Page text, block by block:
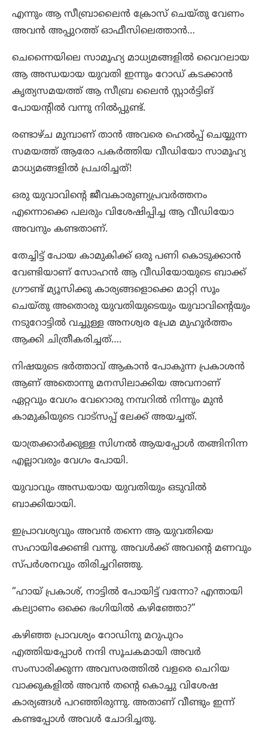
എന്നും ആ സീബ്രാലൈൻ ക്രോസ് ചെയ്തു വേണം
അവൻ അപ്പുറത്ത് ഓഫീസിലെത്താൻ…
ചെന്നൈയിലെ സാമൂഹ്യ മാധ്യമങ്ങളിൽ വൈറലായ
ആ അന്ധയായ യുവതി ഇന്നും റോഡ് കടക്കാൻ
കൃത്യസമയത്ത് ആ സീബ്ര ലൈൻ സ്റ്റാർട്ടിങ്
പോയന്റിൽ വന്നു നിൽപ്പുണ്ട്.
രണ്ടാഴ്ച മുമ്പാണ് താൻ അവരെ ഹെൽപ്പ് ചെയ്യുന്ന
സമയത്ത് ആരോ പകർത്തിയ വീഡിയോ സാമൂഹ്യ
മാധ്യമങ്ങളിൽ പ്രചരിച്ചത്!
ഒരു യുവാവിന്റെ ജീവകാരുണ്യപ്രവർത്തനം
എന്നൊക്കെ പലരും വിശേഷിപ്പിച്ച ആ വീഡിയോ
അവനും കണ്ടതാണ്.
തേച്ചിട്ട് പോയ കാമുകിക്ക് ഒരു പണി കൊടുക്കാൻ
വേണ്ടിയാണ് സോഹന്‍ ആ വീഡിയോയുടെ ബാക്ക്
ഗ്രൗണ്ട് മ്യൂസിക്കു കാര്യങ്ങളൊക്കെ മാറ്റി സൂം
ചെയ്തു അതൊരു യുവതിയുടെയും യുവാവിന്റെയും
നടുറോട്ടിൽ വച്ചുള്ള അനശ്വര പ്രേമ മുഹൂർത്തം
ആക്കി ചിത്രീകരിച്ചത്….
നിഷയുടെ ഭർത്താവ് ആകാൻ പോകുന്ന പ്രകാശൻ
ആണ് അതൊന്നു മനസിലാക്കിയ അവനാണ്
ഏറ്റവും വേഗം വേറൊരു നമ്പറിൽ നിന്നും മുൻ
കാമുകിയുടെ വാട്സപ്പ് ലേക്ക് അയച്ചത്.
യാത്രക്കാർക്കുള്ള സിഗ്നൽ ആയപ്പോൾ തങ്ങിനിന്ന
എല്ലാവരും വേഗം പോയി.
യുവാവും അന്ധയായ യുവതിയും ഒടുവിൽ
ബാക്കിയായി.
ഇപ്രാവശ്യവും അവൻ തന്നെ ആ യുവതിയെ
സഹായിക്കേണ്ടി വന്നു. അവൾക്ക് അവന്റെ മണവും
സ്പർശനവും തിരിച്ചറിഞ്ഞു.
“ഹായ് പ്രകാശ്, നാട്ടിൽ പോയിട്ട് വന്നോ? എന്തായി
കല്യാണം ഒക്കെ ഭംഗിയിൽ കഴിഞ്ഞോ?”
കഴിഞ്ഞ പ്രാവശ്യം റോഡിനു മറുപുറം
എത്തിയപ്പോൾ നന്ദി സൂചകമായി അവർ
സംസാരിക്കുന്ന അവസരത്തിൽ വളരെ ചെറിയ
വാക്കുകളിൽ അവൻ തന്റെ കൊച്ചു വിശേഷ
കാര്യങ്ങൾ പറഞ്ഞിരുന്നു. അതാണ് വീണ്ടും ഇന്ന്
കണ്ടപ്പോൾ അവൾ ചോദിച്ചതു.